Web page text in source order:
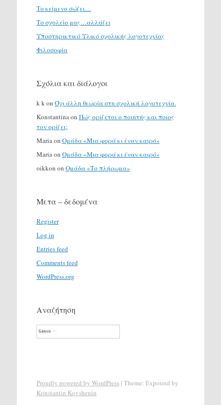
Το κείμενο σώζει…
Το σχολείο μας…αλλάζει
Υποστηρικτικό Υλικό σχολικής λογοτεχνίας
Φιλοσοφία
Σχόλια και διάλογοι
k kon Όχι άλλη θεωρία στη σχολική λογοτεχνία.
Konstantinaon Πώς ορίζεται ο ποιητής και ποιος
τον ορίζει;
Mariaon Ομάδα «Μια φορά κι έναν καιρό»
Mariaon Ομάδα «Μια φορά κι έναν καιρό»
oikkon on Ομάδα «Το πλήρωμα»
Μετα – δεδομένα
Register
Log in
Entries feed
Comments feed
WordPress.org
Αναζήτηση
Search
Proudly powered by WordPress| Theme: Expound by
Konstantin Kovshenin